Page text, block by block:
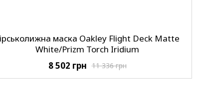
маска Oakley Flight Deck Matte
White/Prizm Torch Iridium
11 336 грн
8 502 грн